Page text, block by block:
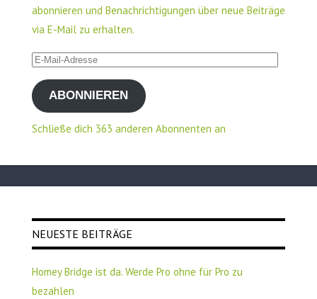
abonnieren und Benachrichtigungen über neue Beiträge
via E-Mail zu erhalten.
E-
Mail-
AdresseABONNIEREN
Schließe dich 363 anderen Abonnenten an
NEUESTE BEITRÄGE
Homey Bridge ist da. Werde Pro ohne für Pro zu
bezahlen